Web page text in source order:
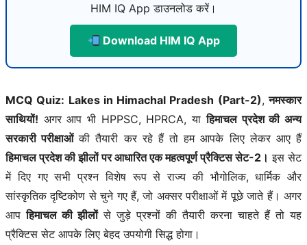
HIM IQ App डाउनलोड करें।
Download HIM IQ App
MCQ Quiz: Lakes in Himachal Pradesh (Part-2),नमस्कार
साथियों! अगर आप भी HPPSC, HPRCA, याहिमाचल प्रदेश की अन्य
सरकारी परीक्षाओंकी तैयारी कर रहे हैं तो हम आपके लिए लेकर आए हैं
हिमाचल प्रदेश की झीलों पर आधारित एक महत्वपूर्ण प्रैक्टिस सेट-2। इस सेट
में दिए गए सभी प्रश्न विशेष रूप से राज्य की भौगोलिक, धार्मिक और
सांस्कृतिक दृष्टिकोण से चुने गए हैं, जो अक्सर परीक्षाओं में पूछे जाते हैं। अगर
आपहिमाचल की झीलोंसे जुड़े प्रश्नों की तैयारी करना चाहते हैं तो यह
प्रैक्टिस सेट आपके लिए बेहद उपयोगी सिद्ध होगा।